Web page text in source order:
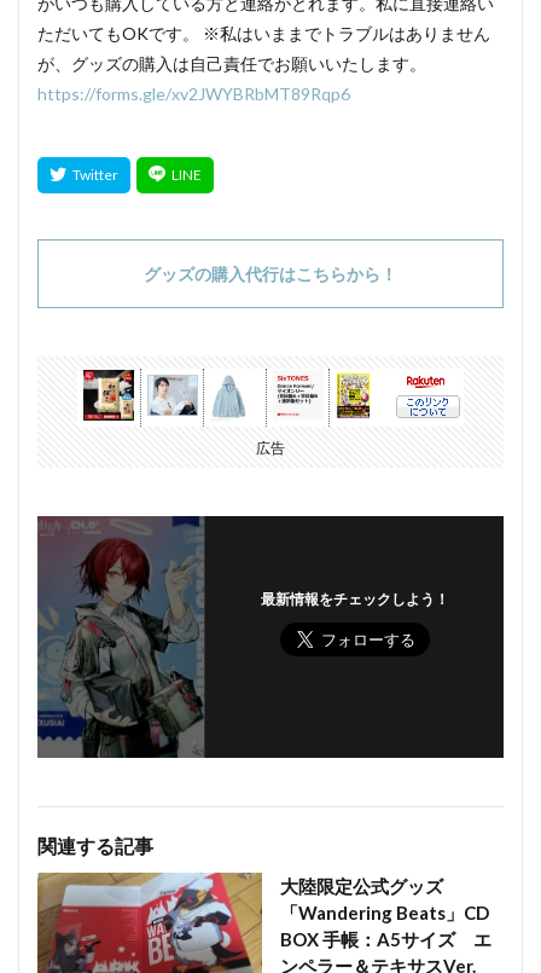
ただいてもOKです。 ※私はいままでトラブルはありません
が、グッズの購入は自己責任でお願いいたします。
https://forms.gle/xv2JWYBRbMT89Rqp6
グッズの購入代行はこちらから！
広告
最新情報をチェックしよう！
関連する記事
大陸限定公式グッズ
「Wandering Beats」CD
BOX 手帳：A5サイズ エ
ンペラー＆テキサスVer.